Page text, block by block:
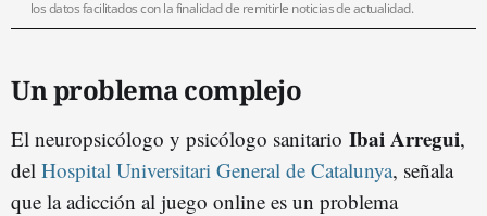
los datos facilitados con la finalidad de remitirle noticias de actualidad.
Un problema complejo
El neuropsicólogo y psicólogo sanitario Ibai Arregui,
del Hospital Universitari General de Catalunya, señala
que la adicción al juego online es un problema